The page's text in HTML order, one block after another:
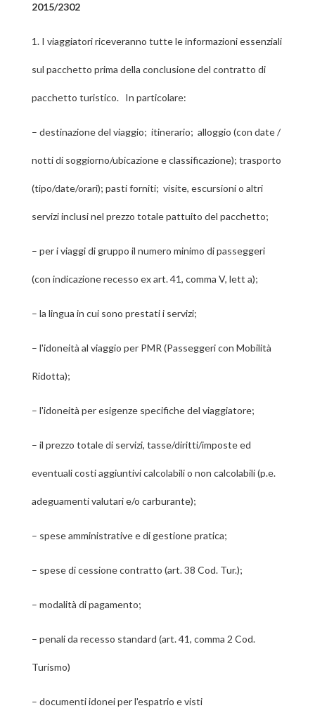
2015/2302
1. I viaggiatori riceveranno tutte le informazioni essenziali
sul pacchetto prima della conclusione del contratto di
pacchetto turistico. In particolare:
– destinazione del viaggio; itinerario; alloggio (con date /
notti di soggiorno/ubicazione e classificazione); trasporto
(tipo/date/orari); pasti forniti; visite, escursioni o altri
servizi inclusi nel prezzo totale pattuito del pacchetto;
– per i viaggi di gruppo il numero minimo di passeggeri
(con indicazione recesso ex art. 41, comma V, lett a);
– la lingua in cui sono prestati i servizi;
– l'idoneità al viaggio per PMR (Passeggeri con Mobilità
Ridotta);
– l'idoneità per esigenze specifiche del viaggiatore;
– il prezzo totale di servizi, tasse/diritti/imposte ed
eventuali costi aggiuntivi calcolabili o non calcolabili (p.e.
adeguamenti valutari e/o carburante);
– spese amministrative e di gestione pratica;
– spese di cessione contratto (art. 38 Cod. Tur.);
– modalità di pagamento;
– penali da recesso standard (art. 41, comma 2 Cod.
Turismo)
– documenti idonei per l'espatrio e visti